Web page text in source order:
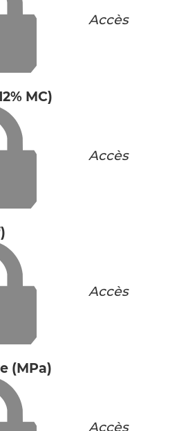
Accès
MC)
Accès
Accès
(MPa)
Accès